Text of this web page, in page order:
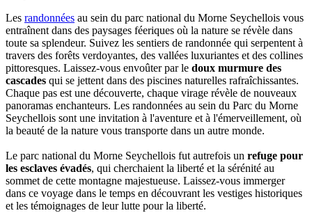
Les randonnées au sein du parc national du Morne Seychellois vous
entraînent dans des paysages féeriques où la nature se révèle dans
toute sa splendeur. Suivez les sentiers de randonnée qui serpentent à
travers des forêts verdoyantes, des vallées luxuriantes et des collines
pittoresques. Laissez-vous envoûter par le doux murmure des
cascades qui se jettent dans des piscines naturelles rafraîchissantes.
Chaque pas est une découverte, chaque virage révèle de nouveaux
panoramas enchanteurs. Les randonnées au sein du Parc du Morne
Seychellois sont une invitation à l'aventure et à l'émerveillement, où
la beauté de la nature vous transporte dans un autre monde.
Le parc national du Morne Seychellois fut autrefois un refuge pour
les esclaves évadés, qui cherchaient la liberté et la sérénité au
sommet de cette montagne majestueuse. Laissez-vous immerger
dans ce voyage dans le temps en découvrant les vestiges historiques
et les témoignages de leur lutte pour la liberté.